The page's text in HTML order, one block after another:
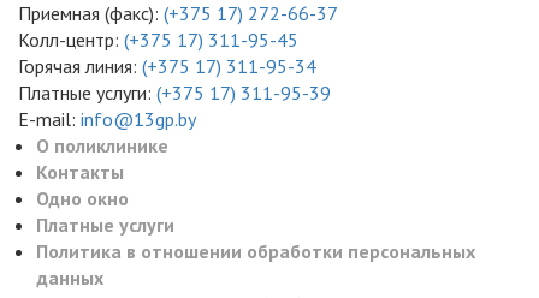
Приемная (факс): (+375 17) 272-66-37
Колл-центр: (+375 17) 311-95-45
Горячая линия: (+375 17) 311-95-34
Платные услуги: (+375 17) 311-95-39
E-mail: info@13gp.by
О поликлинике
Контакты
Одно окно
Платные услуги
Политика в отношении обработки персональных
данных